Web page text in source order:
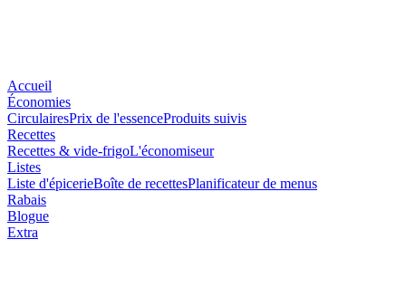
Accueil
Économies
CirculairesPrix de l'essenceProduits suivis
Recettes
Recettes & vide-frigoL'économiseur
Listes
Liste d'épicerieBoîte de recettesPlanificateur de menus
Rabais
Blogue
Extra